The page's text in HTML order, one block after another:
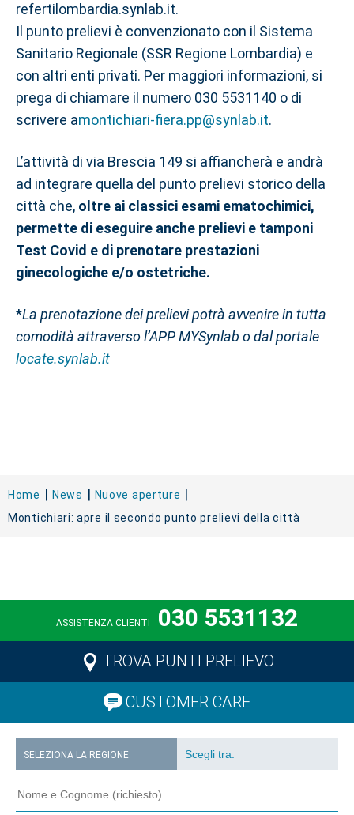
refertilombardia.synlab.it.
Il punto prelievi è convenzionato con il Sistema
Sanitario Regionale (SSR Regione Lombardia) e
con altri enti privati. Per maggiori informazioni, si
prega di chiamare il numero 030 5531140 o di
scrivere amontichiari-fiera.pp@synlab.it.
L’attività di via Brescia 149 si affiancherà e andrà
ad integrare quella del punto prelievi storico della
città che, oltre ai classici esami ematochimici,
permette di eseguire anche prelievi e tamponi
Test Covid e di prenotare prestazioni
ginecologiche e/o ostetriche.
*La prenotazione dei prelievi potrà avvenire in tutta
comodità attraverso l’APP MYSynlab o dal portale
locate.synlab.it
Home News
Nuove aperture
Montichiari: apre il secondo punto prelievi della città
ASSISTENZA CLIENTI 030 5531132
TROVA PUNTI PRELIEVO
CUSTOMER CARE
SELEZIONA LA REGIONE: